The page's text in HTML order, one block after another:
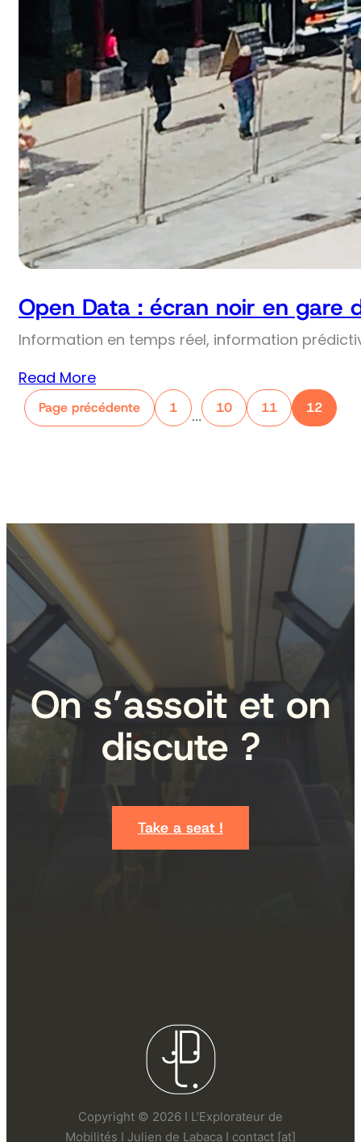
Open Data : écran noir en gare
Information en temps réel, information
Read More
Page précédente 1
…
10 11 12
On s’assoit et on
discute ?
Take a seat !
Copyright © 2026 I L’Explorateur de
Mobilités I Julien de Labaca I contact [at]